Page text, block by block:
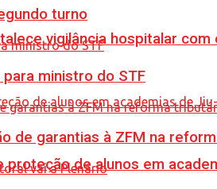
vigilância hospitalar
de alunos em
turno
ministro do STF
de garantias à ZFM na